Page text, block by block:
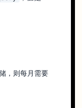
，则每月需要